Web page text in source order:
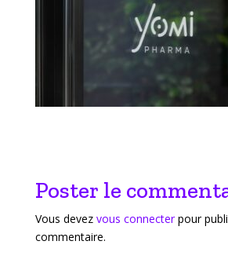
Poster le
Vous devez vous connecterpour
commentaire.